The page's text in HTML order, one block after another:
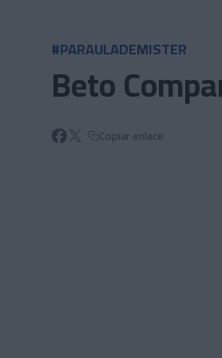
#PARAULADEMISTER
Beto
Copiar enlace